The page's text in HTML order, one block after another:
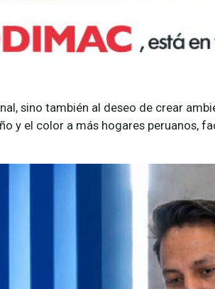
sino también al deseo de crear
y el color a más hogares peruanos,